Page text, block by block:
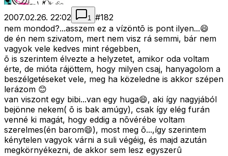
2007.02.26. 22:02 1 #182
nem mondod?...asszem ez a vízöntõ is pont ilyen...😄
de én nem szivatom, mert nem visz rá semmi, bár nem
vagyok vele kedves mint régebben,
õ is szerintem élvezte a helyzetet, amikor oda voltam
érte, de mióta rájöttem, hogy milyen csaj, hanyagolom a
beszélgetéseket vele, meg ha közeledne is akkor szépen
lerázom 😊
van viszont egy bibi...van egy huga😄, aki így nagyjából
bejönne nekem( õ is bak amúgy), csak így elég furán
venné ki magát, hogy eddig a nõvérébe voltam
szerelmes(én barom😄), most meg õ...,így szerintem
kénytelen vagyok várni a suli végéig, és majd azután
megkörnyékezni, de akkor sem lesz egyszerû